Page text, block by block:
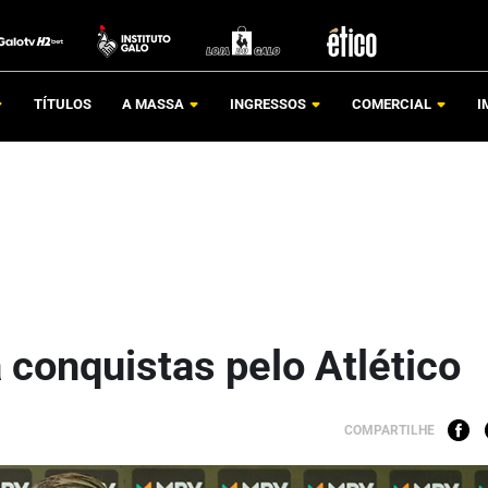
TÍTULOS A MASSA INGRESSOS COMERCIAL
pelo Atlético
COMPARTILHE